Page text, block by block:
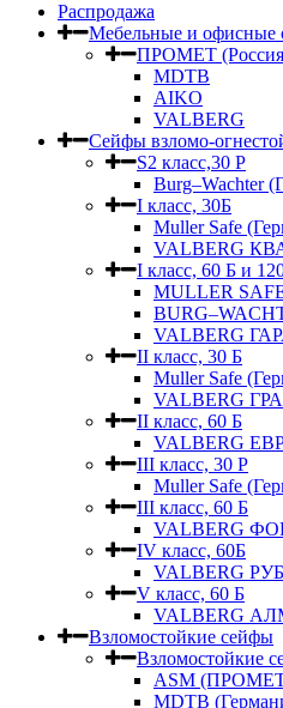
Распродажа
Мебельные и офисные
ПРОМЕТ
MDTB
AIKO
VALBERG
Сейфы взломо-
S2 класс,30 Р
Burg–Wachter
I класс, 30Б
Muller Safe
VALBERG
I класс, 60 Б и
MULLER
VALBERG
II класс, 30 Б
Muller Safe
VALBERG
II класс, 60 Б
VALBERG
III класс, 30 Р
Muller Safe
III класс, 60 Б
VALBERG
IV класс, 60Б
VALBERG
V класс, 60 Б
VALBERG
Взломостойкие сейфы
Взломостойкие
ASM
MDTB